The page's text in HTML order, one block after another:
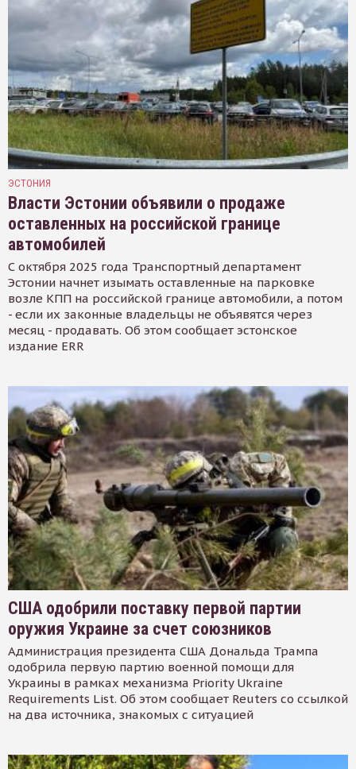
ЭСТОНИЯ
Власти Эстонии объявили о продаже
оставленных на российской границе
автомобилей
С октября 2025 года Транспортный департамент
Эстонии начнет изымать оставленные на парковке
возле КПП на российской границе автомобили, а потом
- если их законные владельцы не объявятся через
месяц - продавать. Об этом сообщает эстонское
издание ERR
США одобрили поставку первой партии
оружия Украине за счет союзников
Администрация президента США Дональда Трампа
одобрила первую партию военной помощи для
Украины в рамках механизма Priority Ukraine
Requirements List. Об этом сообщает Reuters со ссылкой
на два источника, знакомых с ситуацией